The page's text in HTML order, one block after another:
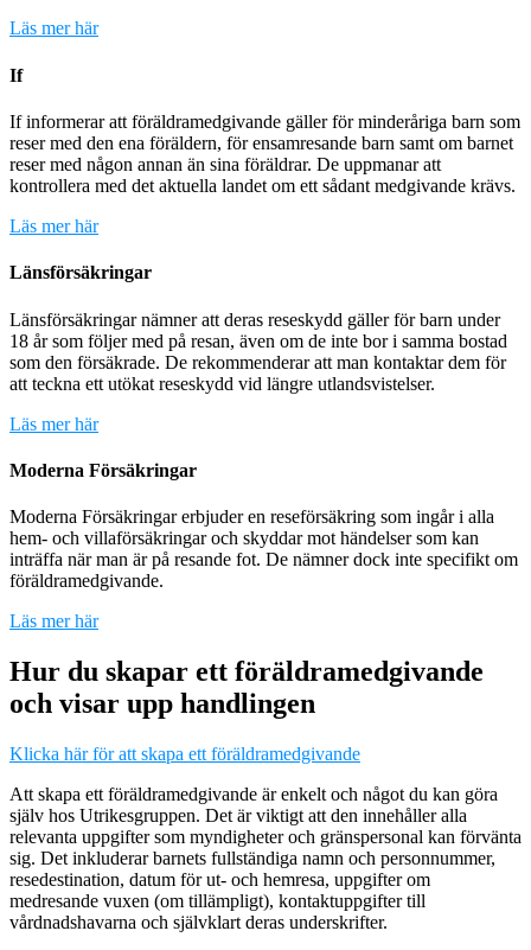
Läs mer här
If
If informerar att föräldramedgivande gäller för minderåriga barn som
reser med den ena föräldern, för ensamresande barn samt om barnet
reser med någon annan än sina föräldrar. De uppmanar att
kontrollera med det aktuella landet om ett sådant medgivande krävs.
Läs mer här
Länsförsäkringar
Länsförsäkringar nämner att deras reseskydd gäller för barn under
18 år som följer med på resan, även om de inte bor i samma bostad
som den försäkrade. De rekommenderar att man kontaktar dem för
att teckna ett utökat reseskydd vid längre utlandsvistelser.
Läs mer här
Moderna Försäkringar
Moderna Försäkringar erbjuder en reseförsäkring som ingår i alla
hem- och villaförsäkringar och skyddar mot händelser som kan
inträffa när man är på resande fot. De nämner dock inte specifikt om
föräldramedgivande.
Läs mer här
Hur du skapar ett föräldramedgivande
och visar upp handlingen
Klicka här för att skapa ett föräldramedgivande
Att skapa ett föräldramedgivande är enkelt och något du kan göra
själv hos Utrikesgruppen. Det är viktigt att den innehåller alla
relevanta uppgifter som myndigheter och gränspersonal kan förvänta
sig. Det inkluderar barnets fullständiga namn och personnummer,
resedestination, datum för ut- och hemresa, uppgifter om
medresande vuxen (om tillämpligt), kontaktuppgifter till
vårdnadshavarna och självklart deras underskrifter.